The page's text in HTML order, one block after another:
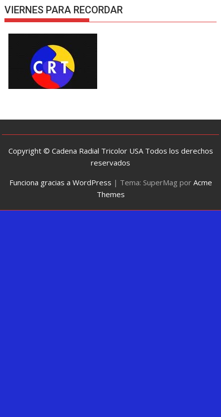
VIERNES PARA RECORDAR
Copyright © Cadena Radial Tricolor USA Todos los derechos
reservados
Funciona gracias a WordPress | Tema: SuperMag por Acme
Themes